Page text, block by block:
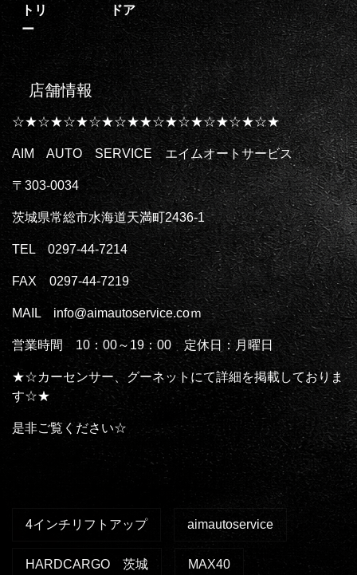
トリ
ー
ドア
店舗情報
☆★☆★☆★☆★☆★★☆★☆★☆★☆★☆★
AIM AUTO SERVICE エイムオートサービス
〒303-0034
茨城県常総市水海道天満町2436-1
TEL 0297-44-7214
FAX 0297-44-7219
MAIL info@aimautoservice.coｍ
営業時間 10：00～19：00 定休日：月曜日
★☆カーセンサー、グーネットにて詳細を掲載しておりま
す☆★
是非ご覧ください☆
4インチリフトアップ aimautoservice
HARDCARGO 茨城 MAX40